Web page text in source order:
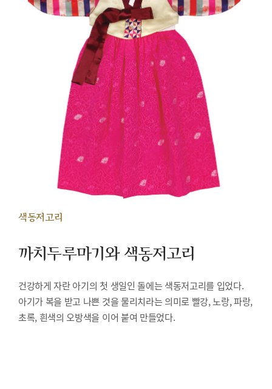
색동저고리
까치두루마기와 색동저고리
건강하게 자란 아기의 첫 생일인 돌에는 색동저고리를 입었다.
아기가 복을 받고 나쁜 것을 물리치라는 의미로 빨강, 노랑, 파랑,
초록, 흰색의 오방색을 이어 붙여 만들었다.